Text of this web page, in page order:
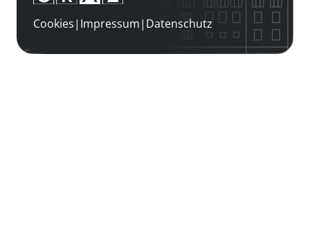
Cookies| Impressum| Datenschutz